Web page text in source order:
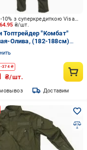
₴/шт.
До -10% з суперкредиткою Visa Вигода
Топтрейдер "Комбат"
Олива, (182-188см)
р.L
-374₴
₴/шт.
Доставим